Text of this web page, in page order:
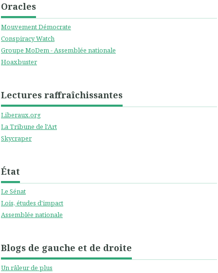
Oracles
Mouvement Démocrate
Conspiracy Watch
Groupe MoDem - Assemblée nationale
Hoaxbuster
Lectures raffraîchissantes
Liberaux.org
La Tribune de l'Art
Skycraper
État
Le Sénat
Lois, études d'impact
Assemblée nationale
Blogs de gauche et de droite
Un râleur de plus